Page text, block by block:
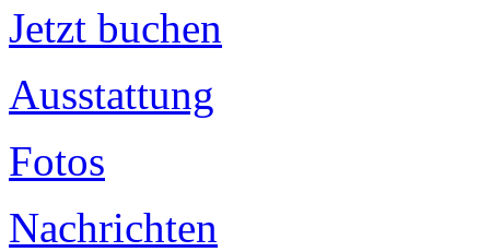
Jetzt buchen
Ausstattung
Fotos
Nachrichten